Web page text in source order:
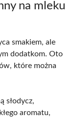
na mleku
smakiem, ale
dodatkom. Oto
które można
słodycz,
aromatu,